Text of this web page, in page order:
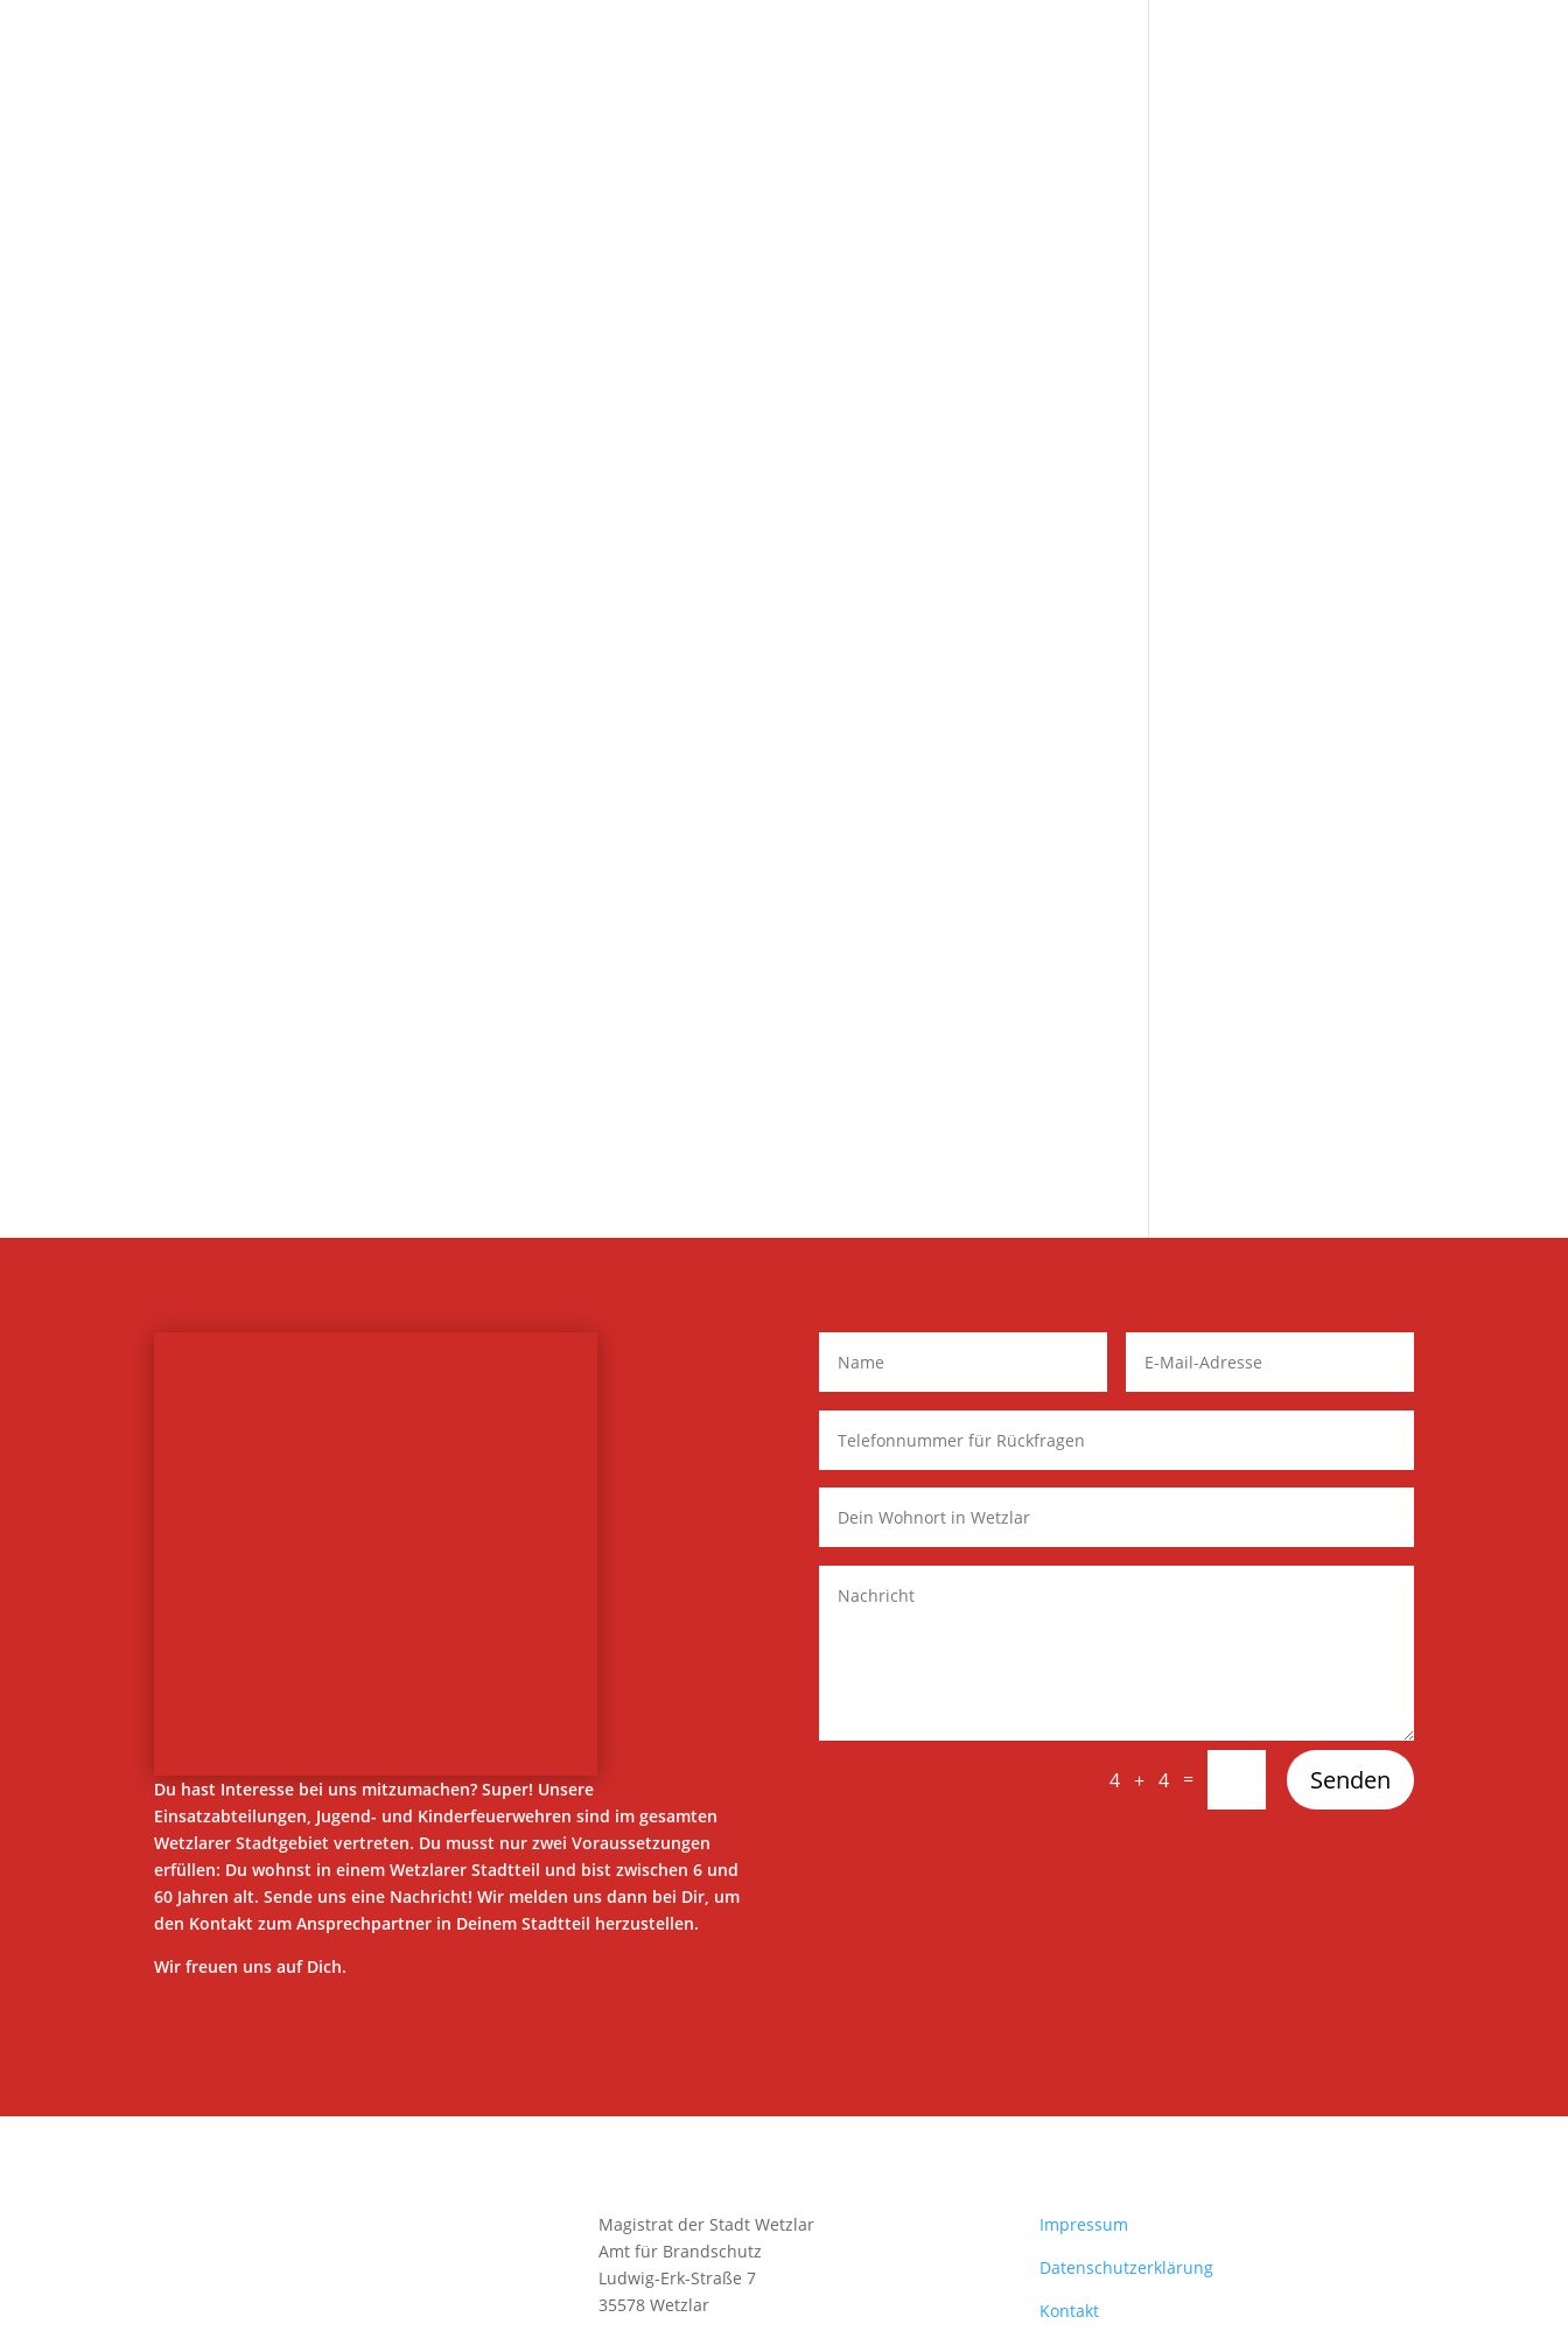
Du hast Interesse bei uns mitzumachen? Super! Unsere
Einsatzabteilungen, Jugend- und Kinderfeuerwehren sind im gesamten
Wetzlarer Stadtgebiet vertreten. Du musst nur zwei Voraussetzungen
erfüllen: Du wohnst in einem Wetzlarer Stadtteil und bist zwischen 6 und
60 Jahren alt. Sende uns eine Nachricht! Wir melden uns dann bei Dir, um
den Kontakt zum Ansprechpartner in Deinem Stadtteil herzustellen.
Wir freuen uns auf Dich.
4 + 4 = Senden
Magistrat der Stadt Wetzlar
Amt für Brandschutz
Ludwig-Erk-Straße 7
35578 Wetzlar
Impressum
Datenschutzerklärung
Kontakt